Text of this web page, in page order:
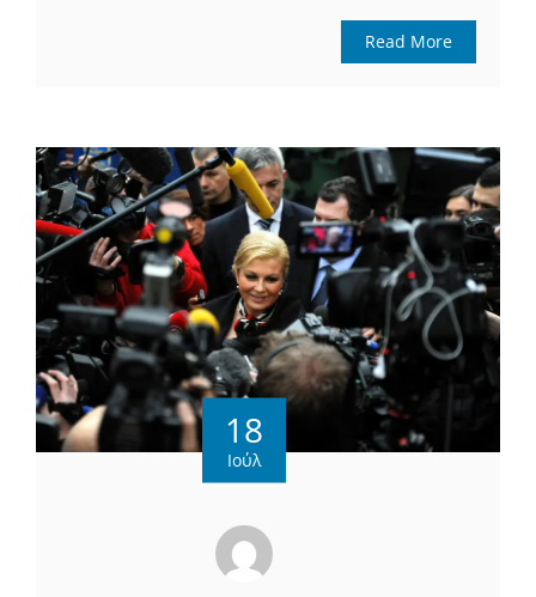
Read More
18
Ιούλ